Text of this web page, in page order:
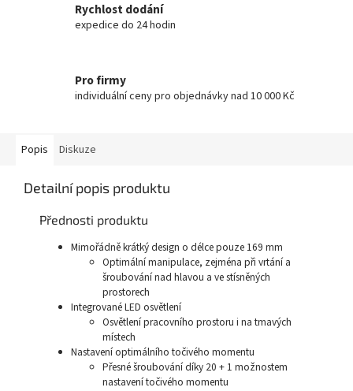
Rychlost dodání
expedice do 24 hodin
Pro firmy
individuální ceny pro objednávky nad 10 000 Kč
Popis Diskuze
Detailní popis produktu
Přednosti produktu
Mimořádně krátký design o délce pouze 169 mm
Optimální manipulace, zejména při vrtání a
šroubování nad hlavou a ve stísněných
prostorech
Integrované LED osvětlení
Osvětlení pracovního prostoru i na tmavých
místech
Nastavení optimálního točivého momentu
Přesné šroubování díky 20 + 1 možnostem
nastavení točivého momentu